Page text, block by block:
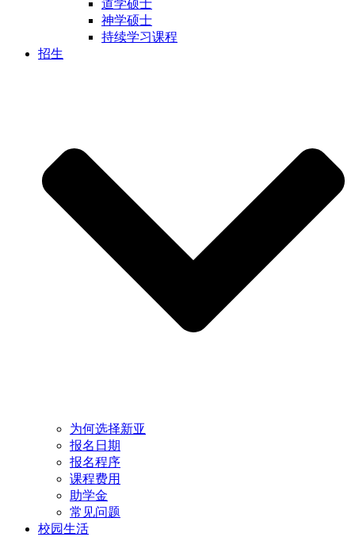
道学硕士
神学硕士
持续学习课程
招生
为何选择新亚
报名日期
报名程序
课程费用
助学金
常见问题
校园生活